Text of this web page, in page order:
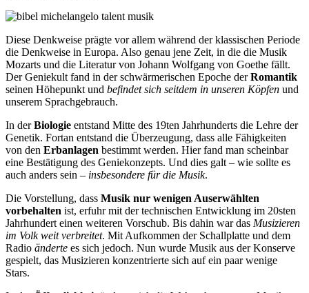
Diese Denkweise prägte vor allem während der klassischen Periode
die Denkweise in Europa. Also genau jene Zeit, in die die Musik
Mozarts und die Literatur von Johann Wolfgang von Goethe fällt.
Der Geniekult fand in der schwärmerischen Epoche derRomantik
seinen Höhepunkt und befindet sich seitdem in unseren Köpfen und
unserem Sprachgebrauch.
In derBiologie entstand Mitte des 19ten Jahrhunderts die Lehre der
Genetik. Fortan entstand die Überzeugung, dass alle Fähigkeiten
von den Erbanlagen bestimmt werden. Hier fand man scheinbar
eine Bestätigung des Geniekonzepts. Und dies galt – wie sollte es
auch anders sein – insbesondere für die Musik.
Die Vorstellung, dass Musik nur wenigen Auserwählten
vorbehalten ist, erfuhr mit der technischen Entwicklung im 20sten
Jahrhundert einen weiteren Vorschub. Bis dahin war das Musizieren
im Volk weit verbreitet. Mit Aufkommen der Schallplatte und dem
Radio änderte es sich jedoch. Nun wurde Musik aus der Konserve
gespielt, das Musizieren konzentrierte sich auf ein paar wenige
Stars.